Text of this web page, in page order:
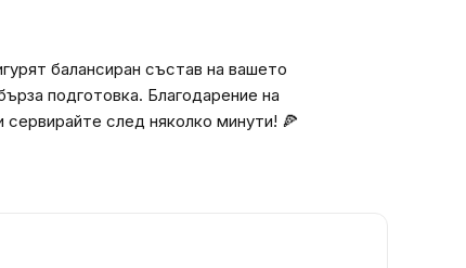
балансиран състав на вашето
подготовка. Благодарение на
след няколко минути! 🍕